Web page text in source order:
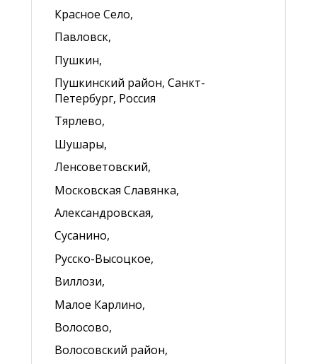
Красное Село,
Павловск,
Пушкин,
Пушкинский район, Санкт-
Петербург, Россия
Тярлево,
Шушары,
Ленсоветовский,
Московская Славянка,
Александровская,
Сусанино,
Русско-Высоцкое,
Виллози,
Малое Карлино,
Волосово,
Волосовский район,